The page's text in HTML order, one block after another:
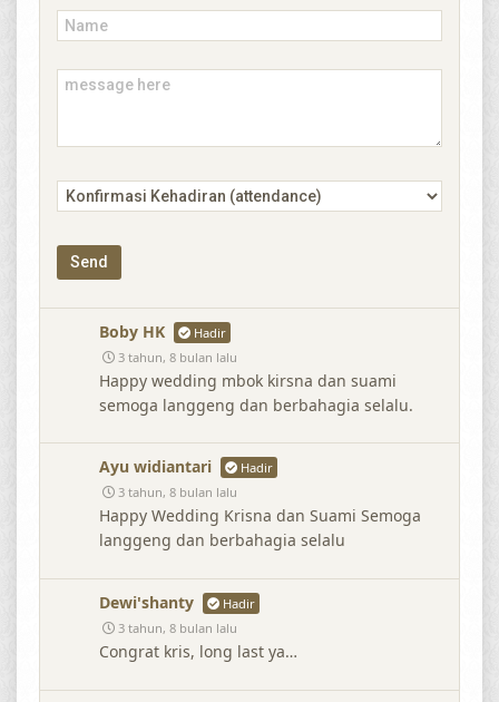
Boby HK
Hadir
3 tahun, 8 bulan lalu
Happy wedding mbok kirsna dan suami
semoga langgeng dan berbahagia selalu.
Ayu widiantari
Hadir
3 tahun, 8 bulan lalu
Happy Wedding Krisna dan Suami Semoga
langgeng dan berbahagia selalu
Dewi'shanty
Hadir
3 tahun, 8 bulan lalu
Congrat kris, long last ya…